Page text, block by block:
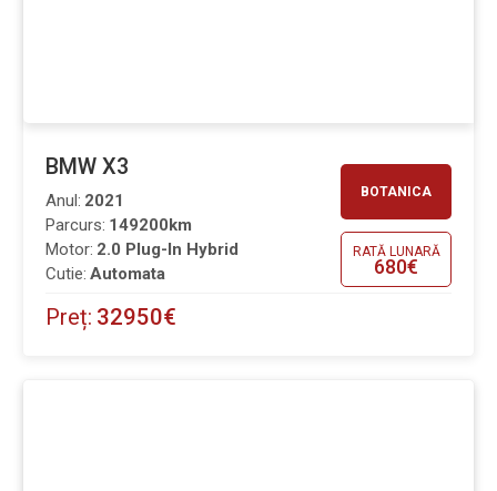
BOTANICA
RATĂ LUNARĂ
680€
BMW X3
Parcurs: 149200km
Anul: 2021
Motor: 2.0 Plug-In Hybrid
Cutie: Automata
Preț: 32950€